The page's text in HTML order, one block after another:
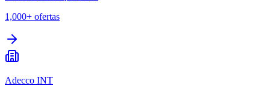
1,000+ ofertas
Adecco INT